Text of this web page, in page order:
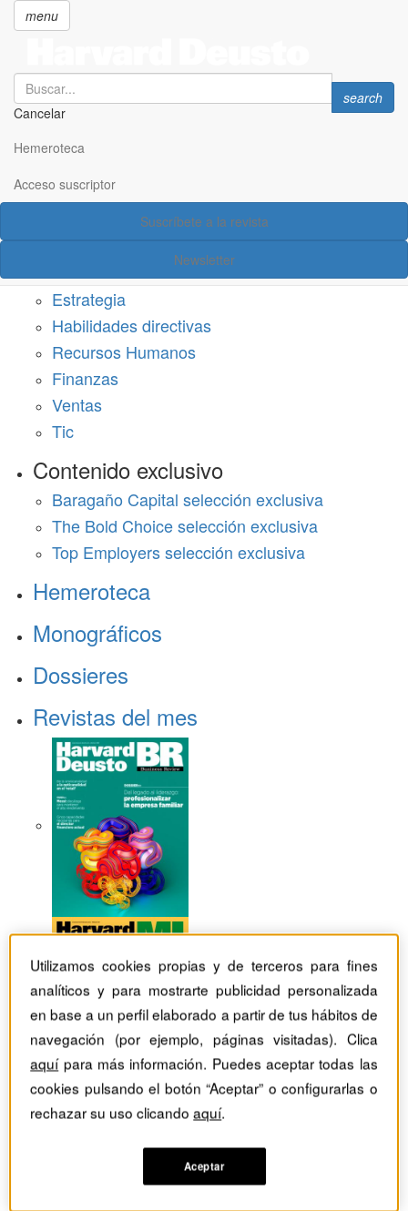
principal
menu
Search
Cancelar
Search
search
Hemeroteca
Acceso suscriptor
Suscríbete a la revista
Newsletter
Acceso suscriptor
Estrategia
Habilidades directivas
Recursos Humanos
Finanzas
Ventas
Tic
Contenido exclusivo
Baragaño Capital selección exclusiva
The Bold Choice selección exclusiva
Top Employers selección exclusiva
Hemeroteca
Monográficos
Dossieres
Revistas del mes
Márketing
El compromiso de los clientes como objetivo estratégico
Utilizamos cookies propias y de terceros para fines
analíticos y para mostrarte publicidad personalizada
en base a un perfil elaborado a partir de tus hábitos de
navegación (por ejemplo, páginas visitadas). Clica
aquípara más información. Puedes aceptar todas las
cookies pulsando el botón “Aceptar” o configurarlas o
rechazar su uso clicandoaquí.
Aceptar